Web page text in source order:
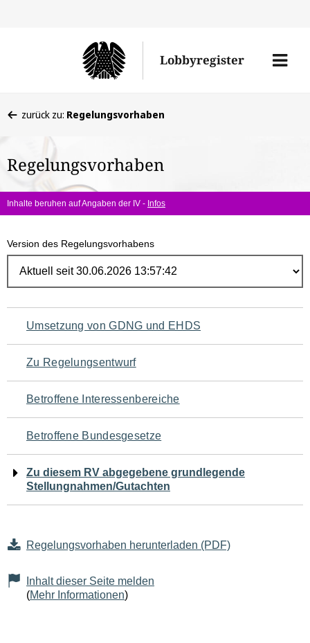
Lobbyregister
Menü
befinden
hier:
zurück zu: Regelungsvorhaben
Regelungsvorhaben
Inhalte beruhen auf Angaben der IV - Infos
Version des Regelungsvorhabens
Navigation
für
den
Seiteninhalt
Umsetzung von GDNG und EHDS
Zu Regelungsentwurf
Betroffene Interessenbereiche
Betroffene Bundesgesetze
Zu diesem RV abgegebene grundlegende
Stellungnahmen/Gutachten
Regelungsvorhaben herunterladen (PDF)
Inhalt dieser Seite melden
(Mehr Informationen)